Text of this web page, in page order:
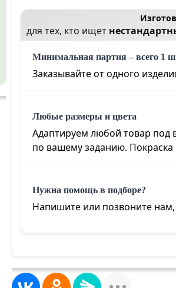
для тех, кто ищет
Минимальная партия – всего 1
Заказывайте от одного
Любые размеры и цвета
Адаптируем любой товар
по вашему заданию. Покраска
Нужна помощь в подборе?
Напишите или позвоните